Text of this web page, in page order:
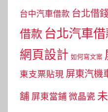
台中汽車借款 台北借
借款 台北汽車
網頁設計 如何寫文案
東支票貼現 屏東汽機
舖 屏東當鋪 微晶瓷